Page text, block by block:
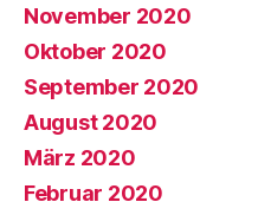
November 2020
Oktober 2020
September 2020
August 2020
März 2020
Februar 2020